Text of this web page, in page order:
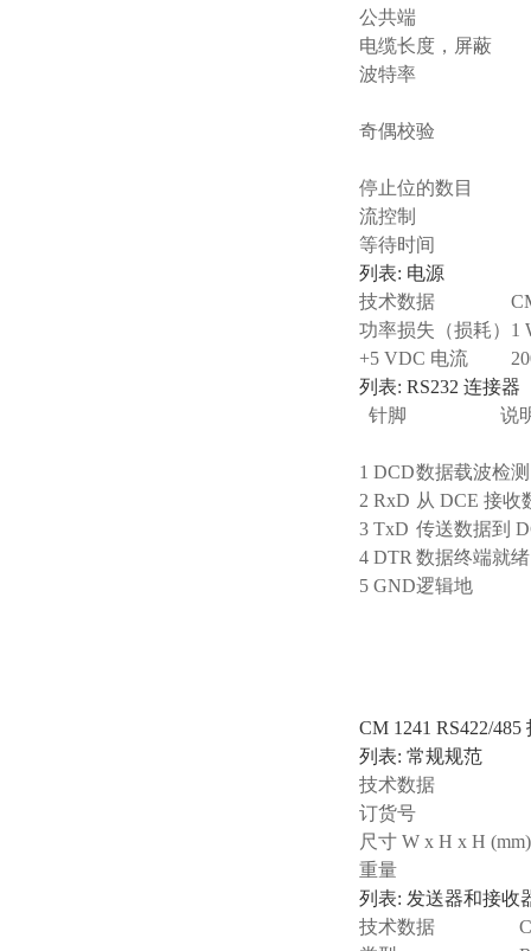
公共端
电缆长度，屏蔽
波特率
奇偶校验
停止位的数目
流控制
等待时间
列表: 电源
技术数据
功率损失（损耗） 1
+5 VDC 电流
列表: RS232 连接器
针脚
说
1 DCD数据载波检
2 RxD 从 DCE 接收
3 TxD 传送数据到
4 DTR 数据终端就
5 GND逻辑地
CM 1241 RS422/485
列表: 常规规范
技术数据
订货号
尺寸 W x H x H (mm)
重量
列表: 发送器和接收
技术数据